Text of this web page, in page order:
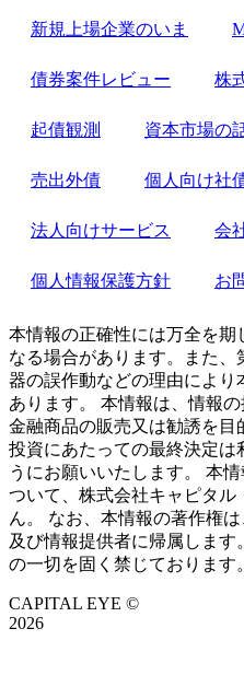
新規上場企業のいま
債券案件レビュー 株
起債観測 資本市場の
売出外債 個人向け社
法人向けサービス 会
個人情報保護方針 お
本情報の正確性には万全を期
なる場合があります。また
器の誤作動などの理由によ
あります。 本情報は、情報
金融商品の販売又は勧誘を目
投資にあたっての最終決定は
うにお願いいたします。 本
ついて、株式会社キャピタ
ん。 なお、本情報の著作権
及び情報提供者に帰属しま
の一切を固く禁じております。
CAPITAL EYE ©
2026